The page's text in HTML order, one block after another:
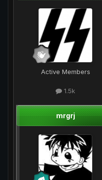
Active Members
1.5k
mrgrj